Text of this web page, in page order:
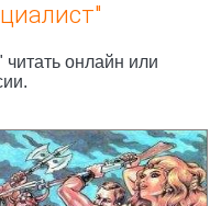
онлайн или